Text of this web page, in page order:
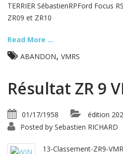
TERRIER SébastienRPFord Focus
ZR09 et ZR10
Read More ...
ABANDON, VMRS
Résultat ZR 9
01/17/1958
édition
Posted by Sebastien RICHARD
13-Classement-ZR9-